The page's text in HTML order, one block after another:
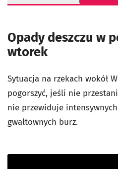
Opady deszczu w
wtorek
Sytuacja na rzekach wokół
pogorszyć, jeśli nie
nie przewiduje
gwałtownych burz.